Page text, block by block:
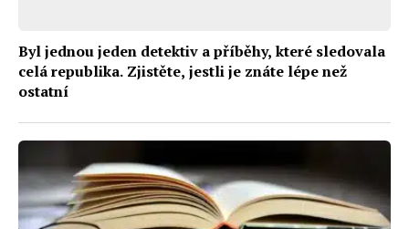
Byl jednou jeden detektiv a příběhy, které sledovala
celá republika. Zjistěte, jestli je znáte lépe než
ostatní